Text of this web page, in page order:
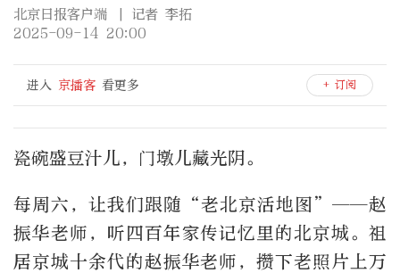
北京日报客户端
| 记者 李拓
2025-09-14 20:00
进入 京播客 看更多 + 订阅
瓷碗盛豆汁儿，门墩儿藏光阴。
每周六，让我们跟随“老北京活地图”——赵
振华老师，听四百年家传记忆里的北京城。祖
居京城十余代的赵振华老师，攒下老照片上万